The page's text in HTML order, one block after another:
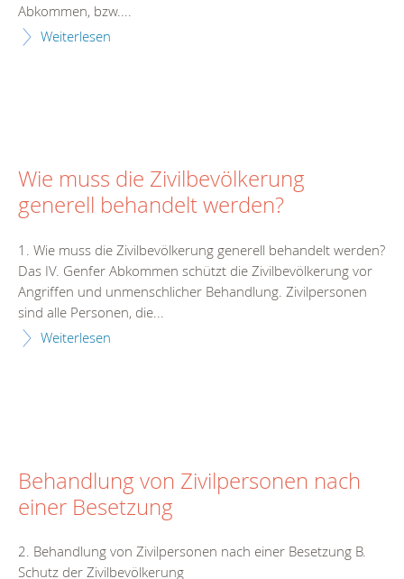
Abkommen, bzw....
Weiterlesen
Wie muss die Zivilbevölkerung
generell behandelt werden?
1. Wie muss die Zivilbevölkerung generell behandelt werden?
Das IV. Genfer Abkommen schützt die Zivilbevölkerung vor
Angriffen und unmenschlicher Behandlung. Zivilpersonen
sind alle Personen, die...
Weiterlesen
Behandlung von Zivilpersonen nach
einer Besetzung
2. Behandlung von Zivilpersonen nach einer Besetzung B.
Schutz der Zivilbevölkerung